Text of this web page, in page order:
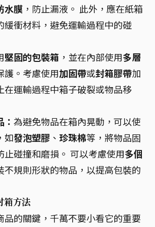
水膜 ，防止漏液。 此外，應在紙箱
緩衝材料，避免運輸過程中的碰
堅固的包裝箱 ，並在內部使用多層
護。考慮使用加固帶或封箱膠帶加
在運輸過程中箱子破裂或物品移
為避免物品在箱內晃動，可以使
如發泡塑膠 、 珍珠棉等，將物品固
止碰撞和磨損。 可以考慮使用多個
不規則形狀的物品，以提高包裝的
箱方法
品的關鍵，千萬不要小看它的重要